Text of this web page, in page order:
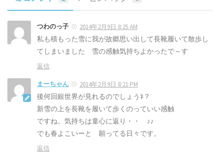
つわのっ子 2014年2月9日 8:25 AM
私も積もった雪に我が故郷思い出して長靴履いて散歩し
てしまいました 雪の感触気持ちよかったで～す
返信
まーちゃん 2014年2月9日 8:21 PM
後何回銀世界が見れるのでしょうﾈ？
新雪の上を長靴を履いて歩くのっていい感触
ですね。気持ちは童心に返り・・ ♪♪
でも春よこいーと 願ってる日々です。
返信